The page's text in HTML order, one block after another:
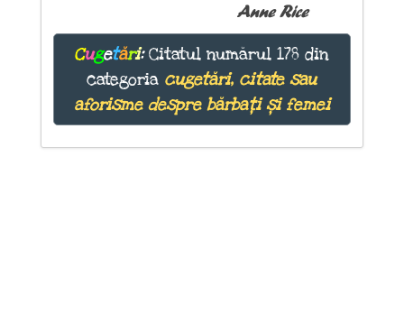
Anne Rice
Cugetări:Citatul numărul 178 din
categoria cugetări, citate sau
aforisme despre bărbați și femei